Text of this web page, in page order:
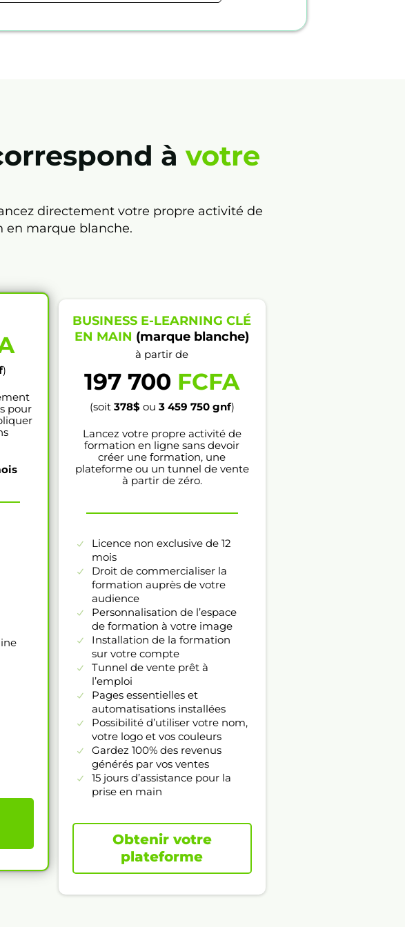
àvotre
directement votre propre activité de
en marque blanche.
)
pour
BUSINESS E-LEARNING CLÉ
EN MAIN (marque blanche)
à partir de
197 700 FCFA
(soit 378$ou 3 459 750 gnf)
Lancez votre propre activité de
formation en ligne sans devoir
créer une formation, une
plateforme ou un tunnel de vente
à partir de zéro.
Licence non exclusive de 12
mois
Droit de commercialiser la
formation auprès de votre
audience
Personnalisation de l’espace
de formation à votre image
Installation de la formation
sur votre compte
Tunnel de vente prêt à
l’emploi
Pages essentielles et
automatisations installées
Possibilité d’utiliser votre nom,
votre logo et vos couleurs
Gardez 100% des revenus
générés par vos ventes
15 jours d’assistance pour la
prise en main
Obtenir votre
plateforme